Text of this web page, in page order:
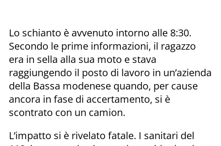
Lo schianto è avvenuto intorno alle 8:30.
Secondo le prime informazioni, il ragazzo
era in sella alla sua moto e stava
raggiungendo il posto di lavoro in un’azienda
della Bassa modenese quando, per cause
ancora in fase di accertamento, si è
scontrato con un camion.
L’impatto si è rivelato fatale. I sanitari del